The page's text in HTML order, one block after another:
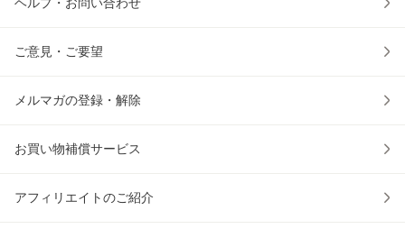
ヘルプ・お問い合わせ
ご意見・ご要望
メルマガの登録・解除
お買い物補償サービス
アフィリエイトのご紹介